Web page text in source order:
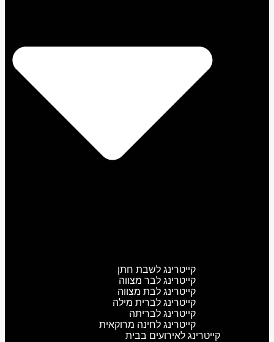
קייטרינג לשבת חתן
קייטרינג לבר מצווה
קייטרינג לבת מצווה
קייטרינג לברית מילה
קייטרינג לבריתה
קייטרינג לחינה מרוקאית
קייטרינג לאירועים בבית